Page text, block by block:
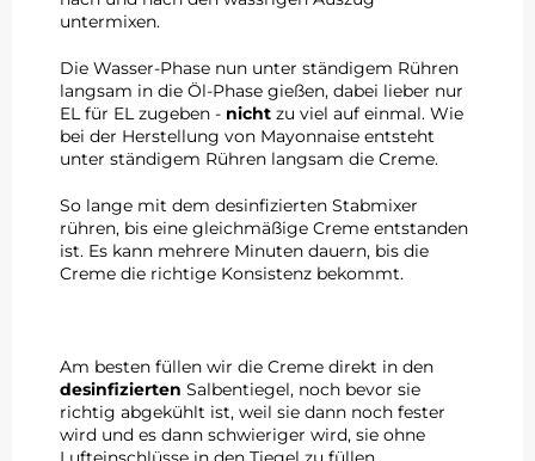
untermixen.
Die Wasser-Phase nun unter ständigem Rühren
langsam in die Öl-Phase gießen, dabei lieber nur
EL für EL zugeben - nicht zu viel auf einmal. Wie
bei der Herstellung von Mayonnaise entsteht
unter ständigem Rühren langsam die Creme.
So lange mit dem desinfizierten Stabmixer
rühren, bis eine gleichmäßige Creme entstanden
ist. Es kann mehrere Minuten dauern, bis die
Creme die richtige Konsistenz bekommt.
Am besten füllen wir die Creme direkt in den
desinfizierten Salbentiegel, noch bevor sie
richtig abgekühlt ist, weil sie dann noch fester
wird und es dann schwieriger wird, sie ohne